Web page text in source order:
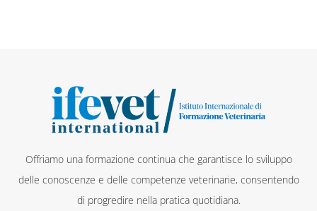
Offriamo una formazione continua che garantisce lo sviluppo
delle conoscenze e delle competenze veterinarie, consentendo
di progredire nella pratica quotidiana.